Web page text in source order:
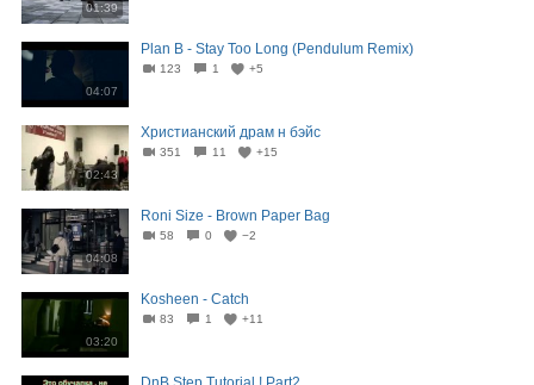
01:39
04:07
Plan B - Stay Too Long (Pendulum Remix)
123 1 +5
02:43
Христианский драм н бэйс
351 11 +15
04:08
Roni Size - Brown Paper Bag
58 0 −2
03:20
Kosheen - Catch
83 1 +11